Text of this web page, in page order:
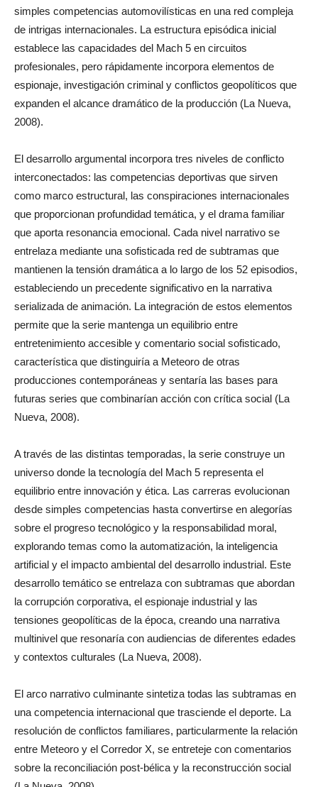
simples competencias automovilísticas en una red compleja
de intrigas internacionales. La estructura episódica inicial
establece las capacidades del Mach 5 en circuitos
profesionales, pero rápidamente incorpora elementos de
espionaje, investigación criminal y conflictos geopolíticos que
expanden el alcance dramático de la producción (La Nueva,
2008).
El desarrollo argumental incorpora tres niveles de conflicto
interconectados: las competencias deportivas que sirven
como marco estructural, las conspiraciones internacionales
que proporcionan profundidad temática, y el drama familiar
que aporta resonancia emocional. Cada nivel narrativo se
entrelaza mediante una sofisticada red de subtramas que
mantienen la tensión dramática a lo largo de los 52 episodios,
estableciendo un precedente significativo en la narrativa
serializada de animación. La integración de estos elementos
permite que la serie mantenga un equilibrio entre
entretenimiento accesible y comentario social sofisticado,
característica que distinguiría a Meteoro de otras
producciones contemporáneas y sentaría las bases para
futuras series que combinarían acción con crítica social (La
Nueva, 2008).
A través de las distintas temporadas, la serie construye un
universo donde la tecnología del Mach 5 representa el
equilibrio entre innovación y ética. Las carreras evolucionan
desde simples competencias hasta convertirse en alegorías
sobre el progreso tecnológico y la responsabilidad moral,
explorando temas como la automatización, la inteligencia
artificial y el impacto ambiental del desarrollo industrial. Este
desarrollo temático se entrelaza con subtramas que abordan
la corrupción corporativa, el espionaje industrial y las
tensiones geopolíticas de la época, creando una narrativa
multinivel que resonaría con audiencias de diferentes edades
y contextos culturales (La Nueva, 2008).
El arco narrativo culminante sintetiza todas las subtramas en
una competencia internacional que trasciende el deporte. La
resolución de conflictos familiares, particularmente la relación
entre Meteoro y el Corredor X, se entreteje con comentarios
sobre la reconciliación post-bélica y la reconstrucción social